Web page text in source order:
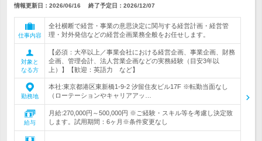
情報更新日：2026/06/16 終了予定日： 2026/12/07
仕事内容
全社横断で経営・事業の意思決定に関与する経営計画・経営管
理・対外発信などの経営企画業務全般をお任せします。
対象と
なる方
【必須：大卒以上／事業会社における経営企画、事業企画、財務
企画、管理会計、法人営業企画などの実務経験（目安3年以
上）】【歓迎：英語力 など】
勤務地
本社:東京都港区東新橋1-9-2 汐留住友ビル17F ※転勤当面なし
（ローテーションやキャリアアッ…
給与
月給:270,000円～500,000円 ※ご経験・スキル等を考慮し決定致
します。試用期間：6ヶ月※条件変更なし